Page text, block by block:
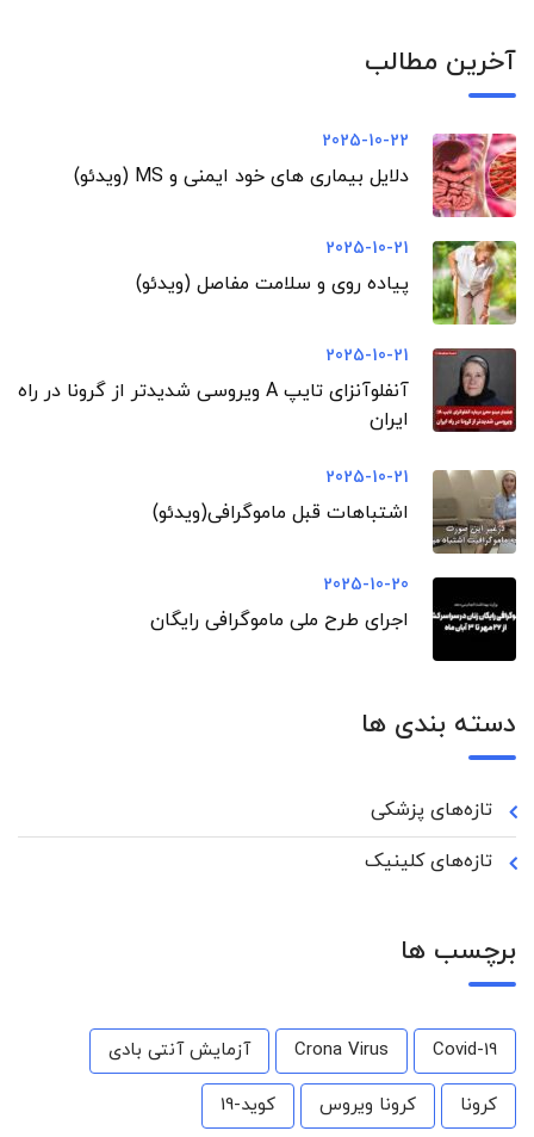
آخرین مطالب
2025-10-22
دلایل بیماری های خود ایمنی و MS (ویدئو)
2025-10-21
پیاده روی و سلامت مفاصل (ویدئو)
2025-10-21
آنفلوآنزای تایپ A ویروسی شدیدتر از گرونا در راه
ایران
2025-10-21
اشتباهات قبل ماموگرافی(ویدئو)
2025-10-20
اجرای طرح ملی ماموگرافی رایگان
دسته بندی ها
تازه‌های پزشکی
تازه‌های کلینیک
برچسب ها
Covid-19
Crona Virus آزمایش آنتی بادی
کرونا کرونا ویروس کوید-19